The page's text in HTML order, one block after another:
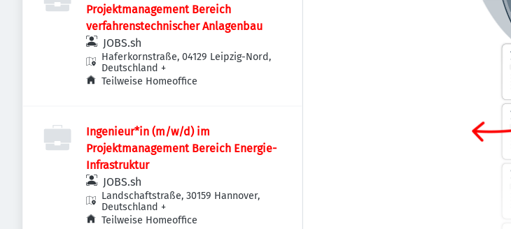
Projektmanagement Bereich
verfahrenstechnischer Anlagenbau
JOBS.sh
Haferkornstraße, 04129 Leipzig-Nord,
Deutschland +
Teilweise Homeoffice
Ingenieur*in (m/w/d) im
Projektmanagement Bereich Energie-
Infrastruktur
JOBS.sh
Landschaftstraße, 30159 Hannover,
Deutschland +
Teilweise Homeoffice